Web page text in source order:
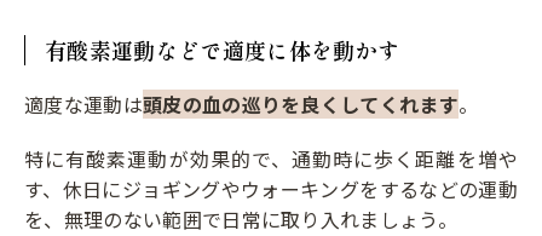
有酸素運動などで適度に体を動かす
適度な運動は頭皮の血の巡りを良くしてくれます。
特に有酸素運動が効果的で、通勤時に歩く距離を増や
す、休日にジョギングやウォーキングをするなどの運動
を、無理のない範囲で日常に取り入れましょう。